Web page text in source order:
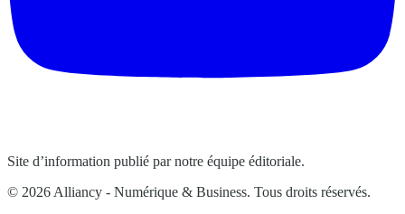
Site d’information publié par notre équipe éditoriale.
© 2026 Alliancy - Numérique & Business. Tous droits réservés.